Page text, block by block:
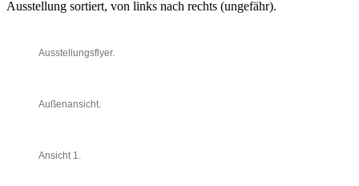
Ausstellung sortiert, von links nach rechts (ungefähr).
Ausstellungsflyer.
Außenansicht.
Ansicht 1.